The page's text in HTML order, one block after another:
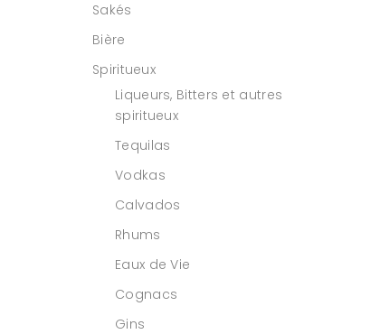
Sakés
Bière
Spiritueux
Liqueurs, Bitters et autres
spiritueux
Tequilas
Vodkas
Calvados
Rhums
Eaux de Vie
Cognacs
Gins